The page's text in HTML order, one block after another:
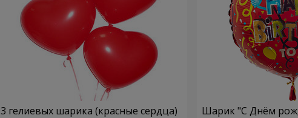
3 гелиевых шарика (красные сердца) Шарик "С Днём